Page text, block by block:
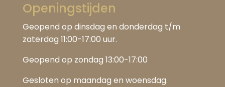
Openingstijden
Geopend op dinsdag en donderdag t/m
zaterdag 11:00-17:00 uur.
Geopend op zondag 13:00-17:00
Gesloten op maandag en woensdag.